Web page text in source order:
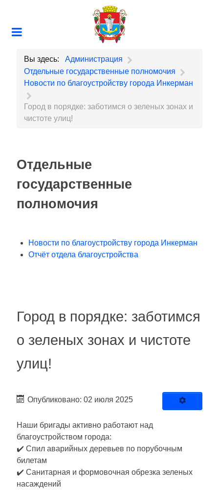
Вы здесь:
Администрация
Отдельные государственные полномочия
Новости по благоустройству города Инкерман
Город в порядке: заботимся о зеленых зонах и
чистоте улиц!
Отдельные
государственные
полномочия
Новости по благоустройству города Инкерман
Отчёт отдела благоустройства
Город в порядке: заботимся
о зеленых зонах и чистоте
улиц!
Опубликовано: 02 июля 2025
Наши бригады активно работают над
благоустройством города:
✔️ Спил аварийных деревьев по порубочным
билетам
✔️ Санитарная и формовочная обрезка зеленых
насаждений